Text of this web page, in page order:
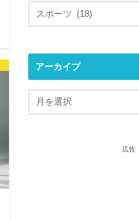
アーカイブ
広告